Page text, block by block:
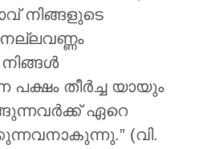
നിങ്ങളുടെ
പക്ഷം തീർച്ച യായും
ഏറെ
(വി.